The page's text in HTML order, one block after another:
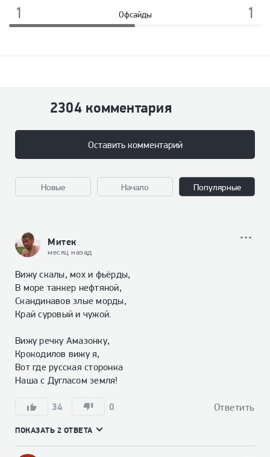
1
Офсайды 1
2304 комментария
Оставить комментарий
Новые Начало Популярные
Митек
месяц назад
Вижу скалы, мох и фьёрды,
В море танкер нефтяной,
Скандинавов злые морды,
Край суровый и чужой.
Вижу речку Амазонку,
Крокодилов вижу я,
Вот где русская сторонка
Наша с Дугласом земля!
34 0 Ответить
ПОКАЗАТЬ 2 ОТВЕТА